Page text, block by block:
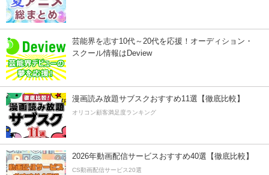
芸能界を志す10代～20代を応援！オーディション・
スクール情報はDeview
漫画読み放題サブスクおすすめ11選【徹底比較】
オリコン顧客満足度ランキング
2026年動画配信サービスおすすめ40選【徹底比較】
CS動画配信サービス20選